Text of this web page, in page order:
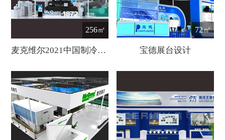
256㎡
麦克维尔2021中国制冷展展台设计
72㎡
宝德展台设计